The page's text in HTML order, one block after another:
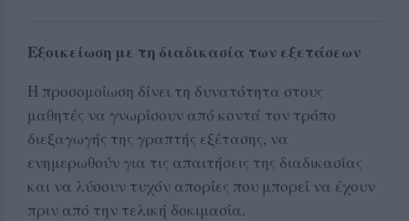
Εξοικείωση με τη διαδικασία των εξετάσεων
Η προσομοίωση δίνει τη δυνατότητα στους
μαθητές να γνωρίσουν από κοντά τον τρόπο
διεξαγωγής της γραπτής εξέτασης, να
ενημερωθούν για τις απαιτήσεις της διαδικασίας
και να λύσουν τυχόν απορίες που μπορεί να έχουν
πριν από την τελική δοκιμασία.